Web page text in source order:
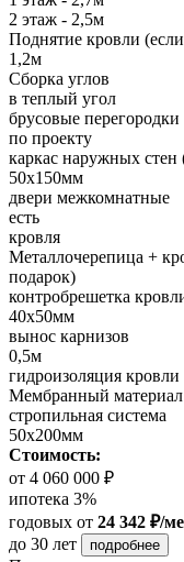
2 этаж - 2,5м
Поднятие кровли
1,2м
Сборка углов
в теплый угол
брусовые перегородки
по проекту
каркас наружных стен
50х150мм
двери межкомнатные
есть
кровля
Металлочерепица +
подарок)
контробрешетка
40х50мм
вынос карнизов
0,5м
гидроизоляция кровли
Мембранный
стропильная система
50х200мм
Стоимость:
от 4 060 000 ₽
ипотека 3%
годовых от 24 342 ₽/
до 30 лет
подробнее